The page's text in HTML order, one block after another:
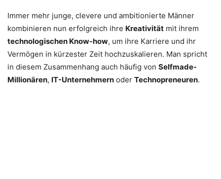
Immer mehr junge, clevere und ambitionierte Männer
kombinieren nun erfolgreich ihre Kreativität mit ihrem
technologischen Know-how, um ihre Karriere und ihr
Vermögen in kürzester Zeit hochzuskalieren. Man spricht
in diesem Zusammenhang auch häufig von Selfmade-
Millionären, IT-Unternehmern oder Technopreneuren.